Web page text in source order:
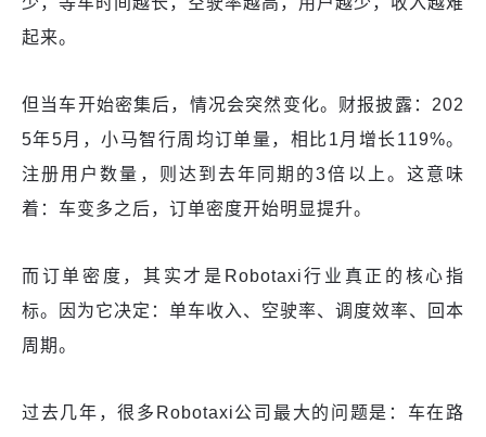
起来。
但当车开始密集后，情况会突然变化。财报披露：202
5年5月，小马智行周均订单量，相比1月增长119%。
注册用户数量，则达到去年同期的3倍以上。这意味
着：车变多之后，订单密度开始明显提升。
而订单密度，其实才是Robotaxi行业真正的核心指
标。因为它决定：单车收入、空驶率、调度效率、回本
周期。
过去几年，很多Robotaxi公司最大的问题是：车在路